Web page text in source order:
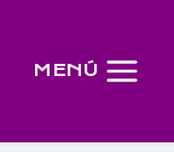
MENÚ